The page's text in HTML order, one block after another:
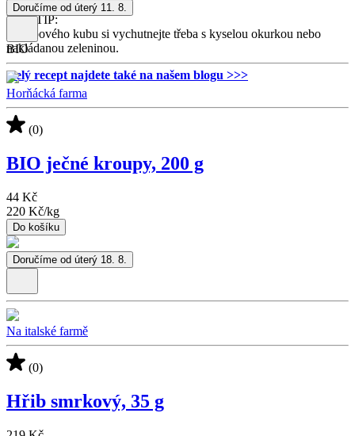
NÁŠ TIP:
Kroupového kubu si vychutnejte třeba s kyselou okurkou nebo
nakládanou zeleninou.
Celý recept najdete také na našem blogu >>>
Doručíme od úterý 11. 8.
BIO
Horňácká farma
(0)
BIO ječné kroupy, 200 g
44 Kč
220 Kč/kg
Do košíku
Doručíme od úterý 18. 8.
Na italské farmě
(0)
Hřib smrkový, 35 g